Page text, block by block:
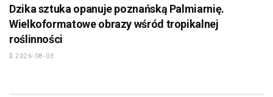
Dzika sztuka opanuje poznańską Palmiarnię.
Wielkoformatowe obrazy wśród tropikalnej
roślinności
2026-08-03